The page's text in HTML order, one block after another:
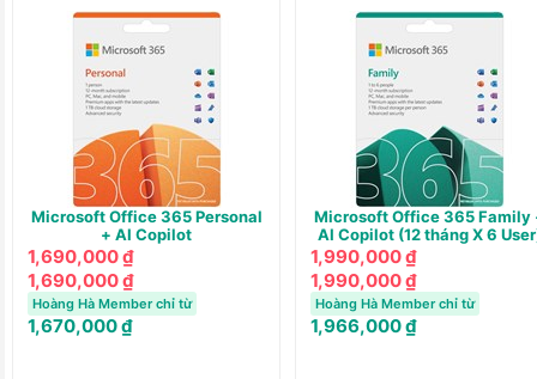
Microsoft Office 365 Personal
+ AI Copilot
1,690,000 ₫
1,690,000 ₫
Hoàng Hà Member chỉ từ
1,670,000 ₫
Microsoft Office 365 Family
AI Copilot (12 tháng X 6
1,990,000 ₫
1,990,000 ₫
Hoàng Hà Member chỉ từ
1,966,000 ₫